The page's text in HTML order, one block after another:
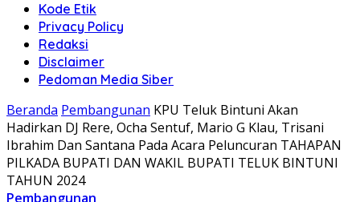
Kode Etik
Privacy Policy
Redaksi
Disclaimer
Pedoman Media Siber
Beranda Pembangunan KPU Teluk Bintuni Akan
Hadirkan DJ Rere, Ocha Sentuf, Mario G Klau, Trisani
Ibrahim Dan Santana Pada Acara Peluncuran TAHAPAN
PILKADA BUPATI DAN WAKIL BUPATI TELUK BINTUNI
TAHUN 2024
Pembangunan